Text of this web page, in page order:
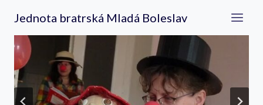
obsah
Jednota bratrská Mladá Boleslav